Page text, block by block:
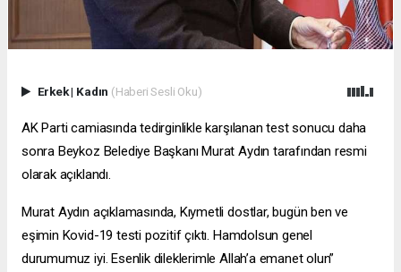
Erkek| Kadın (Haberi Sesli Oku)
AK Parti camiasında tedirginlikle karşılanan test sonucu daha
sonra Beykoz Belediye Başkanı Murat Aydın tarafından resmi
olarak açıklandı.
Murat Aydın açıklamasında, Kıymetli dostlar, bugün ben ve
eşimin Kovid-19 testi pozitif çıktı. Hamdolsun genel
durumumuz iyi. Esenlik dileklerimle Allah’a emanet olun”